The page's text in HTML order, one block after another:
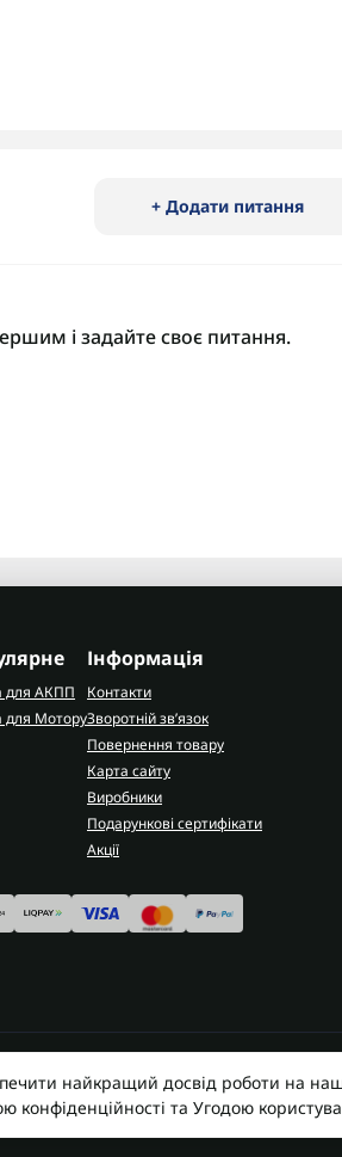
+ Додати питання
і задайте своє питання.
для АКПП
для Мотору
Інформація
Контакти
Зворотній зв’язок
Повернення товару
Карта сайту
Виробники
Подарункові сертифікати
Акції
АКПП | Ремонт АКПП © 2026
найкращий досвід роботи на
конфіденційності та Угодою